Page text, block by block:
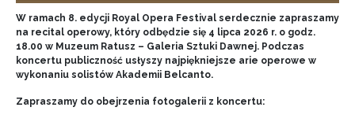
W ramach 8. edycji Royal Opera Festival serdecznie zapraszamy
na recital operowy, który odbędzie się 4 lipca 2026 r. o godz.
18.00 w Muzeum Ratusz – Galeria Sztuki Dawnej. Podczas
koncertu publiczność usłyszy najpiękniejsze arie operowe w
wykonaniu solistów Akademii Belcanto.
Zapraszamy do obejrzenia fotogalerii z koncertu: